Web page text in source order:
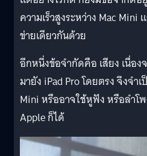
ความเร็วสูงระหว่าง Mac Mini
ข่ายเดียวกันด้วย
อีกหนึ่งข้อจำกัดคือ เสียง เนื่อ
มายัง iPad Pro โดยตรง จึงจำ
Mini หรืออาจใช้หูฟัง หรือลำโ
Apple ก็ได้